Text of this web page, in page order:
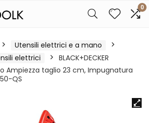
0
Utensili elettrici e a mano
elettrici
BLACK+DECKER
Ampiezza taglio 23 cm, Impugnatura
QS